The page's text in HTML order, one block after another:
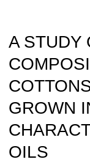
A STUDY
GROWN
OILS